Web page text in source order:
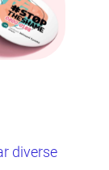
diverse